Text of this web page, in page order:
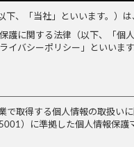
下、「当社」といいます。）
護に関する法律（以下、「個
イバシーポリシー」といいま
で取得する個人情報の取扱い
）に準拠した個人情報保護